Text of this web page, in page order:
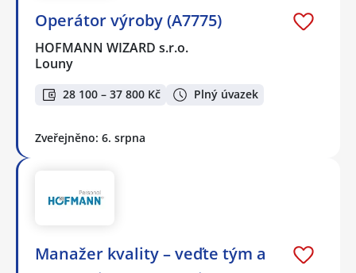
Operátor výroby (A7775)
HOFMANN WIZARD s.r.o.
Louny
28 100 – 37 800 Kč Plný úvazek
Zveřejněno: 6. srpna
Manažer kvality – veďte tým a